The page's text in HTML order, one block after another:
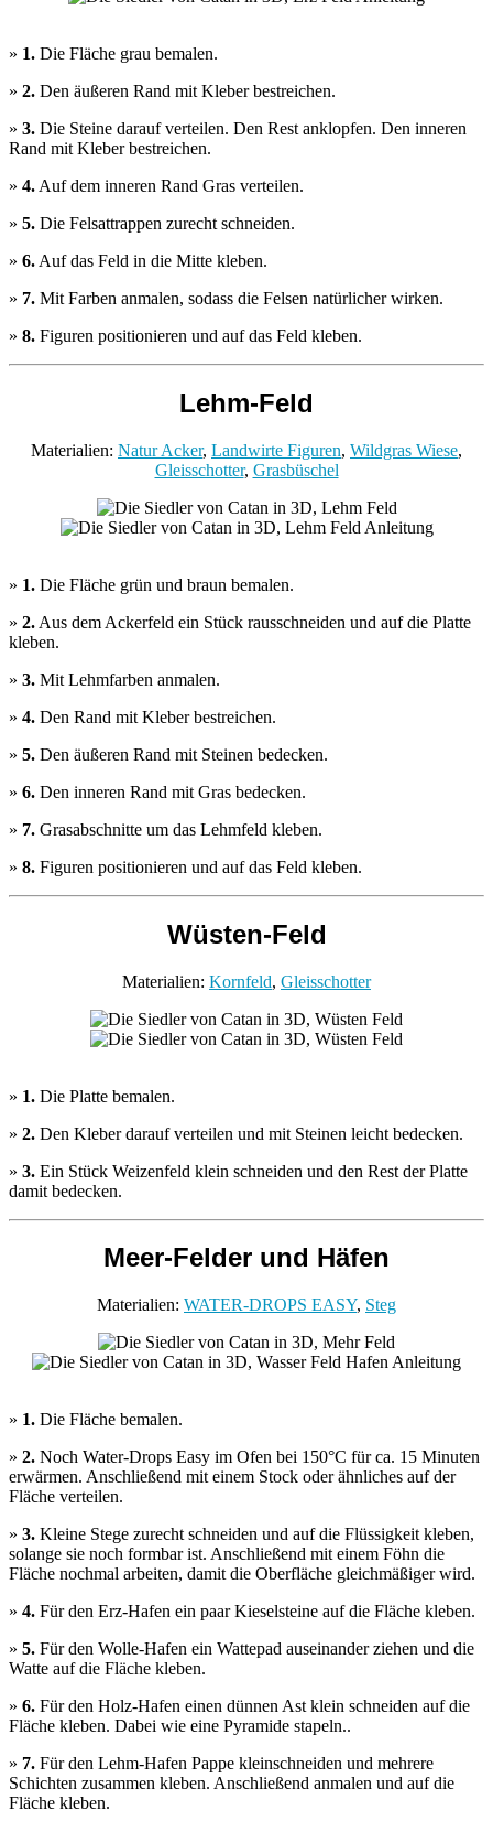
» 1. Die Fläche grau bemalen.
» 2. Den äußeren Rand mit Kleber bestreichen.
» 3. Die Steine darauf verteilen. Den Rest anklopfen. Den inneren
Rand mit Kleber bestreichen.
» 4. Auf dem inneren Rand Gras verteilen.
» 5. Die Felsattrappen zurecht schneiden.
» 6. Auf das Feld in die Mitte kleben.
» 7. Mit Farben anmalen, sodass die Felsen natürlicher wirken.
» 8. Figuren positionieren und auf das Feld kleben.
Lehm-Feld
Materialien: Natur Acker, Landwirte Figuren, Wildgras Wiese,
Gleisschotter, Grasbüschel
» 1. Die Fläche grün und braun bemalen.
» 2. Aus dem Ackerfeld ein Stück rausschneiden und auf die Platte
kleben.
» 3. Mit Lehmfarben anmalen.
» 4. Den Rand mit Kleber bestreichen.
» 5. Den äußeren Rand mit Steinen bedecken.
» 6. Den inneren Rand mit Gras bedecken.
» 7. Grasabschnitte um das Lehmfeld kleben.
» 8. Figuren positionieren und auf das Feld kleben.
Wüsten-Feld
Materialien: Kornfeld, Gleisschotter
» 1. Die Platte bemalen.
» 2. Den Kleber darauf verteilen und mit Steinen leicht bedecken.
» 3. Ein Stück Weizenfeld klein schneiden und den Rest der Platte
damit bedecken.
Meer-Felder und Häfen
Materialien: WATER-DROPS EASY, Steg
» 1. Die Fläche bemalen.
» 2. Noch Water-Drops Easy im Ofen bei 150°C für ca. 15 Minuten
erwärmen. Anschließend mit einem Stock oder ähnliches auf der
Fläche verteilen.
» 3. Kleine Stege zurecht schneiden und auf die Flüssigkeit kleben,
solange sie noch formbar ist. Anschließend mit einem Föhn die
Fläche nochmal arbeiten, damit die Oberfläche gleichmäßiger wird.
» 4. Für den Erz-Hafen ein paar Kieselsteine auf die Fläche kleben.
» 5. Für den Wolle-Hafen ein Wattepad auseinander ziehen und die
Watte auf die Fläche kleben.
» 6. Für den Holz-Hafen einen dünnen Ast klein schneiden auf die
Fläche kleben. Dabei wie eine Pyramide stapeln..
» 7. Für den Lehm-Hafen Pappe kleinschneiden und mehrere
Schichten zusammen kleben. Anschließend anmalen und auf die
Fläche kleben.